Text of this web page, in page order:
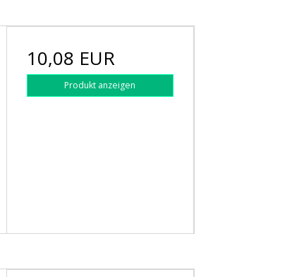
10,08 EUR
Produkt anzeigen